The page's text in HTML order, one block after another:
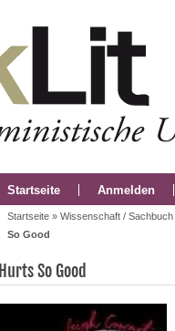
Startseite Anmelden
Startseite » Wissenschaft / Sachbuch
So Good
Hurts So Good